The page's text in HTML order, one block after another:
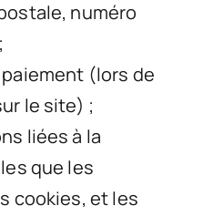
numéro
(lors de
le site) ;
liées à la
que les
cookies, et les